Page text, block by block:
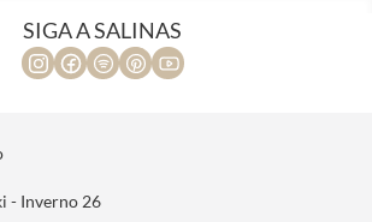
SIGA A SALINAS
- Inverno 26